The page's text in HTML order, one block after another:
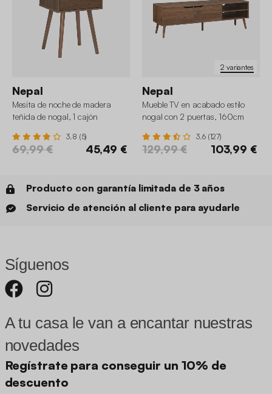
Nepal
Mesita de noche de madera
teñida de nogal, 1 cajón
3.8 (5)
69,99 € 45,49 €
2 variantes
Nepal
Mueble TV en acabado estilo
nogal con 2 puertas, 160cm
3.6 (127)
129,99 € 103,99 €
Producto con garantía limitada de 3 años
Servicio de atención al cliente para ayudarle
Síguenos
A tu casa le van a encantar nuestras
novedades
Regístrate para conseguir un 10% de
descuento